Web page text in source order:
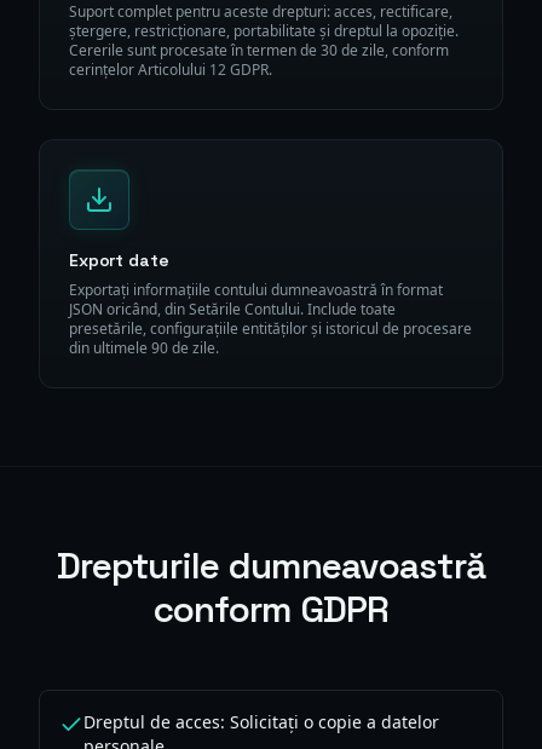
Suport complet pentru aceste drepturi: acces, rectificare,
ștergere, restricționare, portabilitate și dreptul la opoziție.
Cererile sunt procesate în termen de 30 de zile, conform
cerințelor Articolului 12 GDPR.
Export date
Exportați informațiile contului dumneavoastră în format
JSON oricând, din Setările Contului. Include toate
presetările, configurațiile entităților și istoricul de procesare
din ultimele 90 de zile.
Drepturile dumneavoastră
conform GDPR
Dreptul de acces: Solicitați o copie a datelor